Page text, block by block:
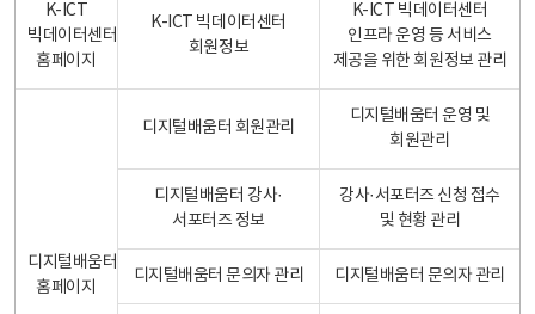
K-ICT
빅데이터센터
홈페이지
K-ICT 빅데이터센터
회원정보
K-ICT 빅데이터센터
인프라 운영 등 서비스
제공을 위한 회원정보 관리
디지털배움터
홈페이지
디지털배움터 회원관리
디지털배움터 운영 및
회원관리
디지털배움터 강사·
서포터즈 정보
강사·서포터즈 신청 접수
및 현황 관리
디지털배움터 문의자 관리 디지털배움터 문의자 관리